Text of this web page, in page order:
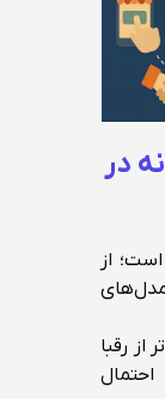
در
از
از رقبا